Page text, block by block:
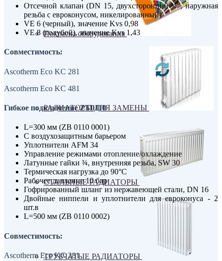
Покраска оборудования
РАДИАТОРЫ ДЛЯ ЗАМЕНЫ
СТАЛЬНЫЕ РАДИАТОРЫ
ТРУБЧАТЫЕ РАДИАТОРЫ
Отсечной клапан (DN 15, двухсторонний ¾″, наружная
резьба с евроконусом, никелированный)
VE 6 (черный), значение Kvs 0,98
VE 8 (голубой), значение Kvs 1,43
Совместимость:
Ascotherm Eco KC 281
Ascotherm Eco KC 481
Гибкое подключение ZT0110
L=300 мм (ZB 0110 0001)
С воздухозащитным барьером
Уплотнители AFM 34
Управление режимами отопление/охлаждение
Латунные гайки ¾, внутренняя резьба, SW 30
Термическая нагрузка до 90°С
Рабочее давление 10 бар
Гофрированный шланг из нержавеющей стали, DN 16
Двойные ниппели и уплотнители для евроконуса - 2
шт.в
L=500 мм (ZB 0110 0002)
Совместимость:
Ascotherm Eco KC 281